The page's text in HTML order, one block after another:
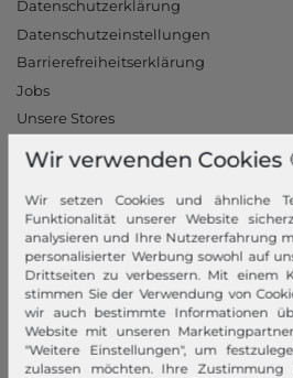
Datenschutzerklärung
Datenschutzeinstellungen
Barrierefreiheitserklärung
Jobs
Unsere Stores
Mein Konto
Login
Neukunde?
Informationen
Kontakt
Rücksendung
Rückrufservice
Wir verwenden Cookies
Wir setzen Cookies und ähnliche
Funktionalität unserer Website
analysieren und Ihre Nutzererfahrung
personalisierter Werbung sowohl auf
Drittseiten zu verbessern. Mit einem
stimmen Sie der Verwendung von
wir auch bestimmte Informationen
Website mit unseren
"Weitere Einstellungen", um
zulassen möchten. Ihre